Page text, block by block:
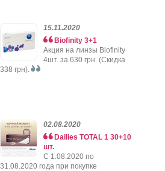
15.11.2020
Biofinity 3+1
Акция на линзы Biofinity
4шт. за 630 грн. (Скидка
338 грн).
02.08.2020
Dailies TOTAL 1 30+10
шт.
C 1.08.2020 по
31.08.2020 года при покупке